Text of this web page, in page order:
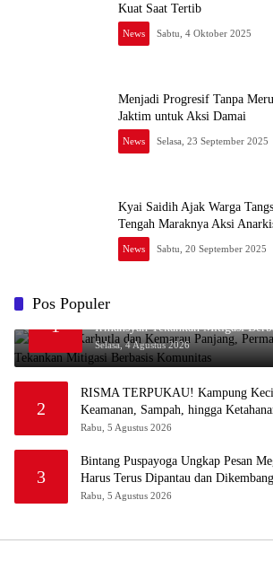
Kuat Saat Tertib
News Sabtu, 4 Oktober 2025
Menjadi Progresif Tanpa
Jaktim untuk Aksi Damai
News Selasa, 23 September 2025
Kyai Saidih Ajak Warga
Tengah Maraknya Aksi
News Sabtu, 20 September 2025
Pos Populer
1
Waspada Karhutla dan Kemarau
Irmansyah Tekankan Mitigasi
Selasa, 4 Agustus 2026
2
RISMA TERPUKAU! Kampung
Keamanan, Sampah, hingga
Sistem
Rabu, 5 Agustus 2026
3
Bintang Puspayoga Ungkap Pesan
Harus Terus Dipantau dan
Rabu, 5 Agustus 2026